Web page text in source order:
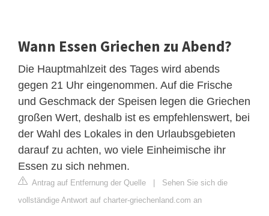
Wann Essen Griechen zu Abend?
Die Hauptmahlzeit des Tages wird abends
gegen 21 Uhr eingenommen. Auf die Frische
und Geschmack der Speisen legen die Griechen
großen Wert, deshalb ist es empfehlenswert, bei
der Wahl des Lokales in den Urlaubsgebieten
darauf zu achten, wo viele Einheimische ihr
Essen zu sich nehmen.
Antrag auf Entfernung der Quelle | Sehen Sie sich die
vollständige Antwort auf charter-griechenland.com an